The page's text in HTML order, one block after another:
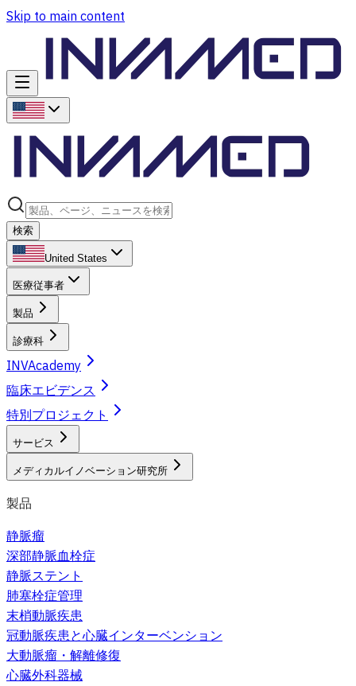
Skip to main content
検索
United States
医療従事者
製品
診療科
INVAcademy
臨床エビデンス
特別プロジェクト
サービス
メディカルイノベーション研究所
製品
静脈瘤
深部静脈血栓症
静脈ステント
肺塞栓症管理
末梢動脈疾患
冠動脈疾患と心臓インターベンション
大動脈瘤・解離修復
心臓外科器械